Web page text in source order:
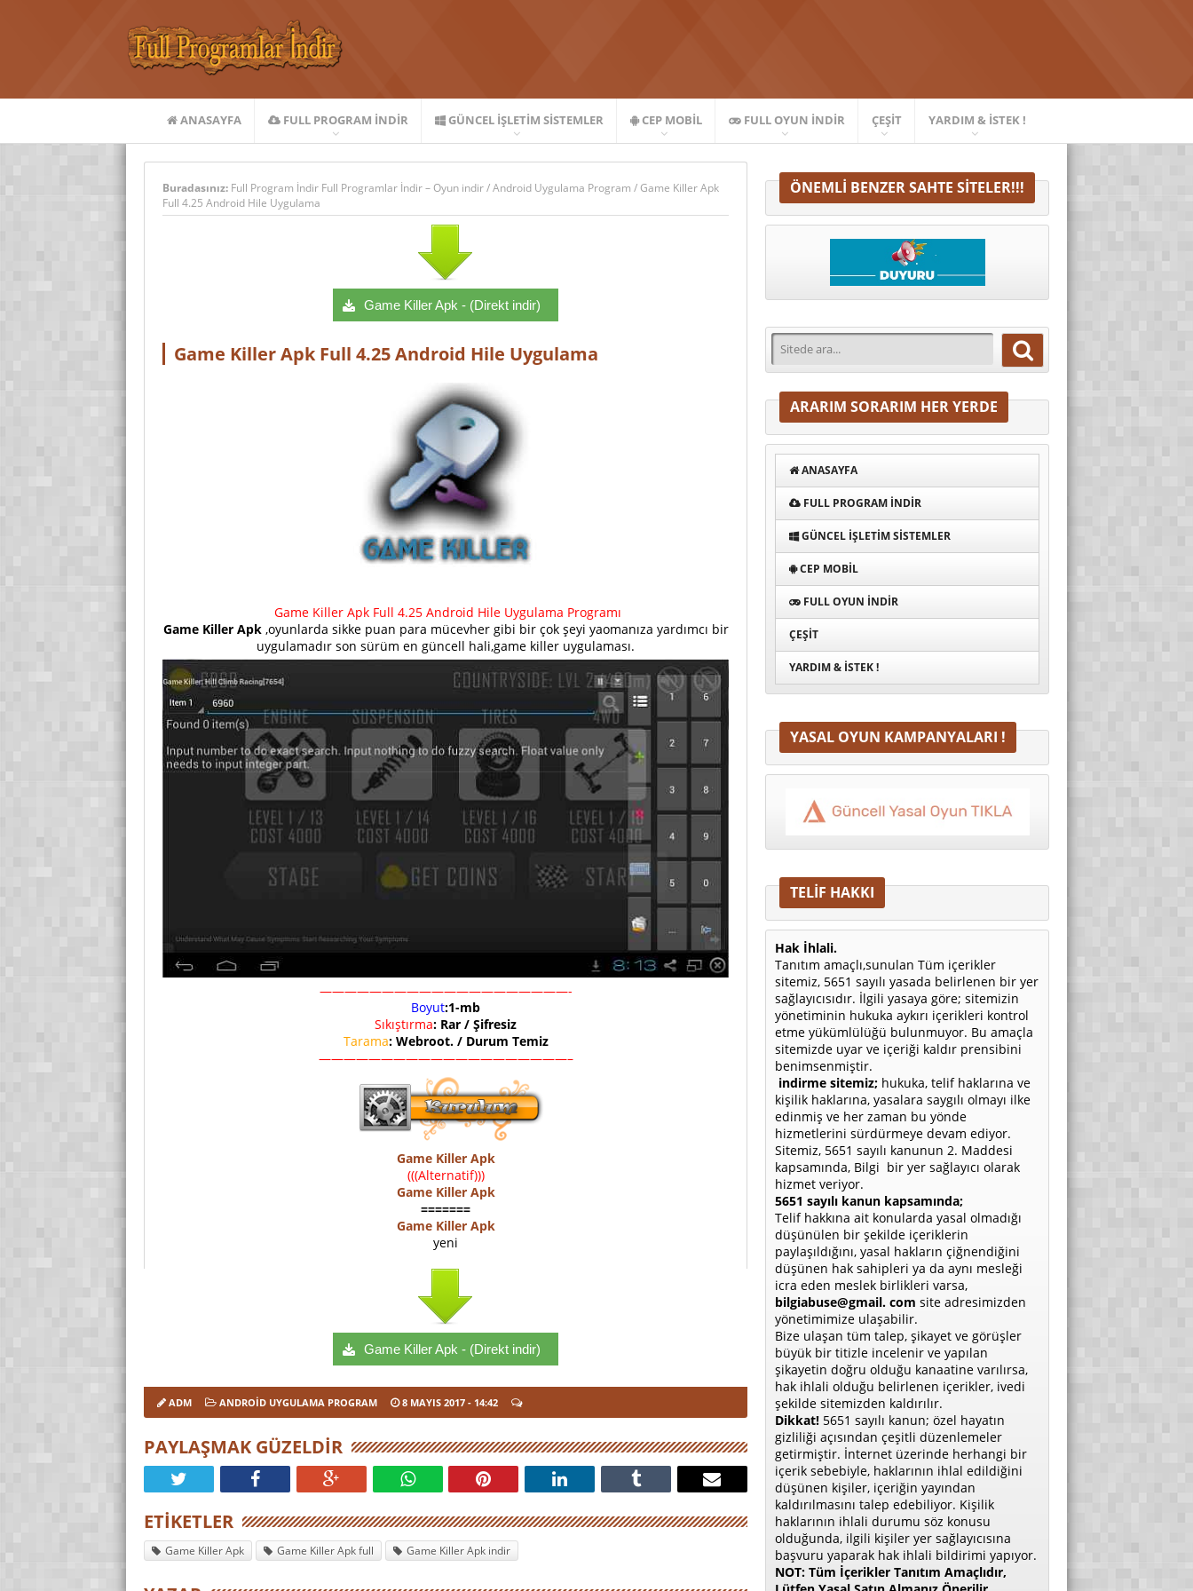
ANASAYFA FULL PROGRAM INDIR GÜNCEL İŞLETIM SISTEMLER CEP MOBIL FULL OYUN İNDIR ÇEŞIT YARDIM & İSTEK !
Buradasınız: Full Program İndir Full Programlar İndir – Oyun indir/Android Uygulama Program /Game Killer Apk
Full 4.25 Android Hile Uygulama
Game Killer Apk - (Direkt indir)
Game Killer Apk Full 4.25 Android Hile Uygulama
Game Killer Apk Full 4.25 Android Hile Uygulama Programı
Game Killer Apk,oyunlarda sikke puan para mücevher gibi bir çok şeyi yaomanıza yardımcı bir
uygulamadır son sürüm en güncell hali,game killer uygulaması.
————————————————————-
Boyut:1-mb
Sıkıştırma: Rar / Şifresiz
Tarama: Webroot. / Durum Temiz
————————————————————–
Game Killer Apk
(((Alternatif)))
Game Killer Apk
=======
Game Killer Apk
yeni
Game Killer Apk - (Direkt indir)
ADM ANDROID UYGULAMA PROGRAM 8 MAYIS 2017 - 14:42
PAYLAŞMAK GÜZELDIR
ETIKETLER
Game Killer Apk Game Killer Apk full Game Killer Apk indir
ÖNEMLI BENZER SAHTE SITELER!!!
ARARIM SORARIM HER YERDE
ANASAYFA
FULL PROGRAM INDIR
GÜNCEL İŞLETIM SISTEMLER
CEP MOBIL
FULL OYUN İNDIR
ÇEŞIT
YARDIM & İSTEK !
YASAL OYUN KAMPANYALARI !
TELİF HAKKI
Hak İhlali.
Tanıtım amaçlı,sunulan Tüm içerikler
sitemiz, 5651 sayılı yasada belirlenen bir yer
sağlayıcısıdır. İlgili yasaya göre; sitemizin
yönetiminin hukuka aykırı içerikleri kontrol
etme yükümlülüğü bulunmuyor. Bu amaçla
sitemizde uyar ve içeriği kaldır prensibini
benimsenmiştir.
indirme sitemiz; hukuka, telif haklarına ve
kişilik haklarına, yasalara saygılı olmayı ilke
edinmiş ve her zaman bu yönde
hizmetlerini sürdürmeye devam ediyor.
Sitemiz, 5651 sayılı kanunun 2. Maddesi
kapsamında, Bilgi bir yer sağlayıcı olarak
hizmet veriyor.
5651 sayılı kanun kapsamında;
Telif hakkına ait konularda yasal olmadığı
düşünülen bir şekilde içeriklerin
paylaşıldığını, yasal hakların çiğnendiğini
düşünen hak sahipleri ya da aynı mesleği
icra eden meslek birlikleri varsa,
bilgiabuse@gmail. com site adresimizden
yönetimimize ulaşabilir.
Bize ulaşan tüm talep, şikayet ve görüşler
büyük bir titizle incelenir ve yapılan
şikayetin doğru olduğu kanaatine varılırsa,
hak ihlali olduğu belirlenen içerikler, ivedi
şekilde sitemizden kaldırılır.
Dikkat! 5651 sayılı kanun; özel hayatın
gizliliği açısından çeşitli düzenlemeler
getirmiştir. İnternet üzerinde herhangi bir
içerik sebebiyle, haklarının ihlal edildiğini
düşünen kişiler, içeriğin yayından
kaldırılmasını talep edebiliyor. Kişilik
haklarının ihlali durumu söz konusu
olduğunda, ilgili kişiler yer sağlayıcısına
başvuru yaparak hak ihlali bildirimi yapıyor.
NOT: Tüm İçerikler Tanıtım Amaçlıdır,